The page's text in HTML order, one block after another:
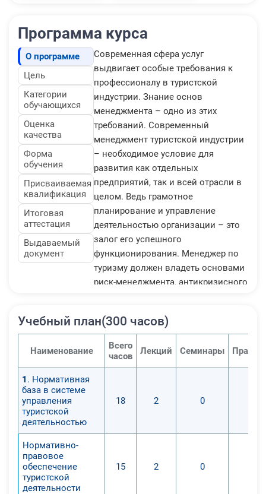
Программа курса
О программе
Цель
Категории
обучающихся
Оценка
качества
Форма
обучения
Присваиваемая
квалификация
Итоговая
аттестация
Выдаваемый
документ
Современная сфера услуг
выдвигает особые требования к
профессионалу в туристской
индустрии. Знание основ
менеджмента – одно из этих
требований. Современный
менеджмент туристской индустрии
– необходимое условие для
развития как отдельных
предприятий, так и всей отрасли в
целом. Ведь грамотное
планирование и управление
деятельностью организации – это
залог его успешного
функционирования. Менеджер по
туризму должен владеть основами
риск-менеджмента, антикризисного
знать специфику управления
труда, уметь использовать
управленческие функции и методы
деятельности при разработке,
рынке дестинации, разрабатывать
Учебный план(300 часов)
Наименование
Всего
часов
Лекций Семинары
1 . Нормативная
база в системе
управления
туристской
деятельностью
18 2 0
Нормативно-
правовое
обеспечение
туристской
деятельности
15 2 0